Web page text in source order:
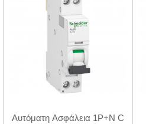
Αυτόματη Ασφάλεια 1P+N C